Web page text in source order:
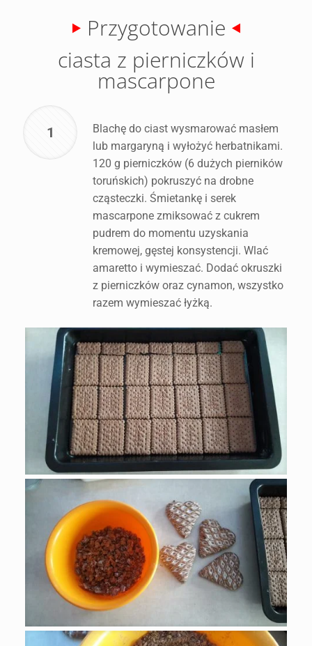
Przygotowanie
ciasta z pierniczków i
mascarpone
1
Blachę do ciast wysmarować masłem
lub margaryną i wyłożyć herbatnikami.
120 g pierniczków (6 dużych pierników
toruńskich) pokruszyć na drobne
cząsteczki. Śmietankę i serek
mascarpone zmiksować z cukrem
pudrem do momentu uzyskania
kremowej, gęstej konsystencji. Wlać
amaretto i wymieszać. Dodać okruszki
z pierniczków oraz cynamon, wszystko
razem wymieszać łyżką.